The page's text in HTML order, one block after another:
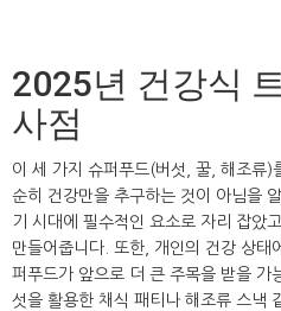
2025년 건강식
사점
이 세 가지 슈퍼푸드(버섯, 꿀, 해조류
순히 건강만을 추구하는 것이 아님을
기 시대에 필수적인 요소로 자리 잡았
만들어줍니다. 또한, 개인의 건강 상태
퍼푸드가 앞으로 더 큰 주목을 받을 가
섯을 활용한 채식 패티나 해조류 스낵